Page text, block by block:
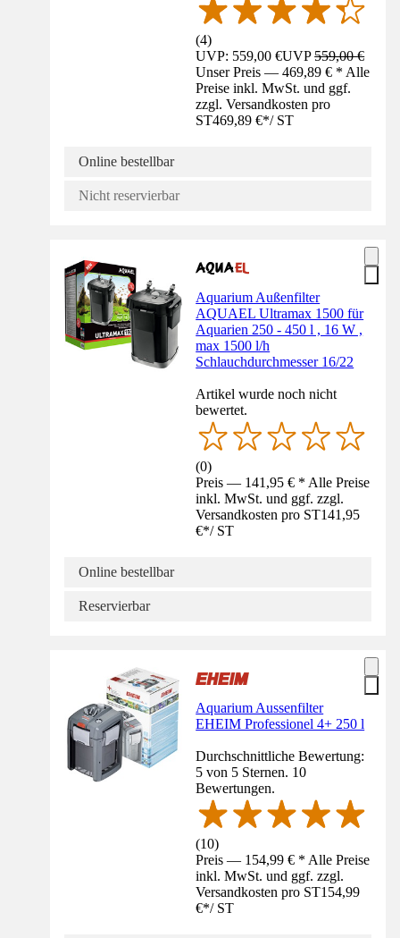
(4)
UVP: 559,00 €UVP559,00 €
Unser Preis — 469,89 € * Alle
Preise inkl. MwSt. und ggf.
zzgl. Versandkosten pro
ST469,89 €*/ ST
Online bestellbar
Nicht reservierbar
Aquarium Außenfilter
AQUAEL Ultramax 1500 für
Aquarien 250 - 450 l , 16 W ,
max 1500 l/h
Schlauchdurchmesser 16/22
Artikel wurde noch nicht
bewertet.
(0)
Preis — 141,95 € * Alle Preise
inkl. MwSt. und ggf. zzgl.
Versandkosten pro ST141,95
€*/ ST
Online bestellbar
Reservierbar
Aquarium Aussenfilter
EHEIM Professionel 4+ 250 l
Durchschnittliche Bewertung:
5 von 5 Sternen. 10
Bewertungen.
(10)
Preis — 154,99 € * Alle Preise
inkl. MwSt. und ggf. zzgl.
Versandkosten pro ST154,99
€*/ ST